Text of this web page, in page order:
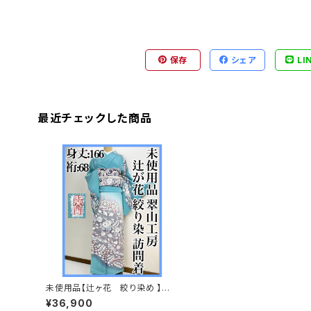
保存 シェア
最近チェックした商品
未使用品【辻ヶ花 絞り染め 】翠
山工房 訪問着 正絹 袷 s550
¥36,900